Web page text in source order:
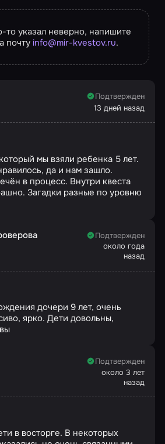
то указал неверно, напишите
почту info@mir-kvestov.ru.
Подтвержден
13 дней назад
мы взяли ребенка 5 лет.
да и нам зашло.
в процесс. Внутри квеста
Загадки разные по уровню
Подтвержден
около года
назад
дочери 9 лет, очень
ярко. Дети довольны,
Подтвержден
около 3 лет
назад
в восторге. В некоторых